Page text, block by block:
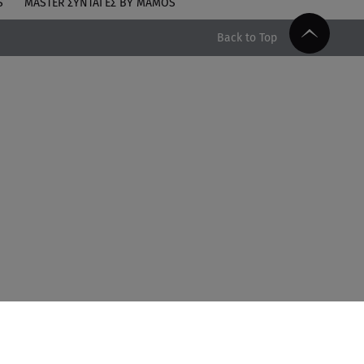
MASTER ΣΥΝΤΑΓΈΣ BY MAMOS
Back to Top